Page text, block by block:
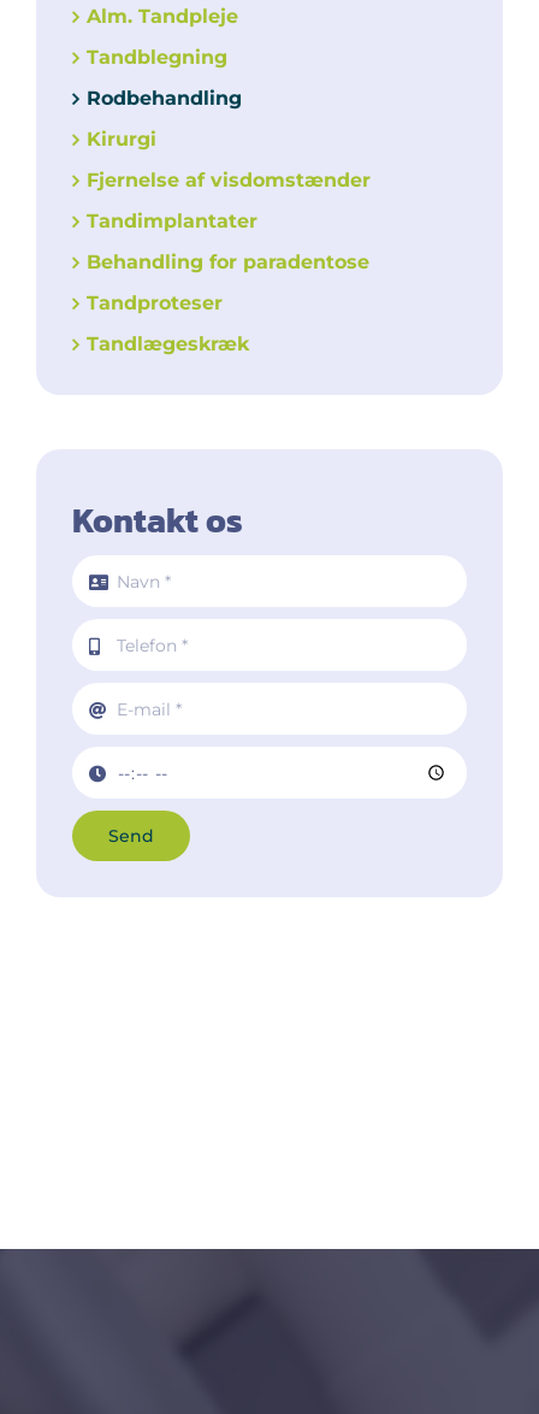
Alm. Tandpleje
Tandblegning
Rodbehandling
Kirurgi
Fjernelse af visdomstænder
Tandimplantater
Behandling for paradentose
Tandproteser
Tandlægeskræk
Kontakt os
Send